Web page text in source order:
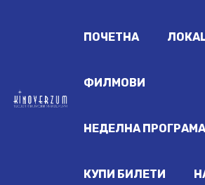
ПОЧЕТНА
ФИЛМОВИ
НЕДЕЛНА
КУПИ БИЛЕТИ